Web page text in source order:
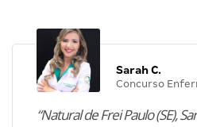
Sarah C.
Concurso
“Natural de Frei Paulo (SE),